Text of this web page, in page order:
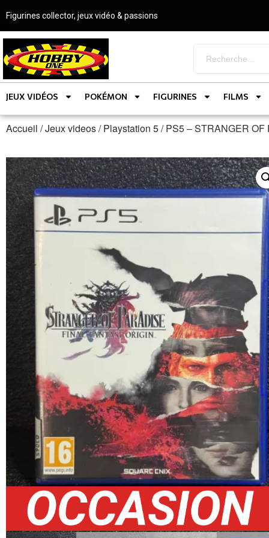
Figurines collector, jeux vidéo & passions
JEUX VIDÉOS POKÉMON FIGURINES FILMS
Accueil /Jeux videos/Playstation 5/ PS5 – STRANGER OF